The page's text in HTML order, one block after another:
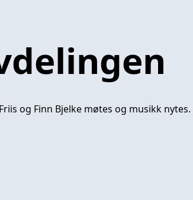
og Finn Bjelke møtes og musikk nytes.